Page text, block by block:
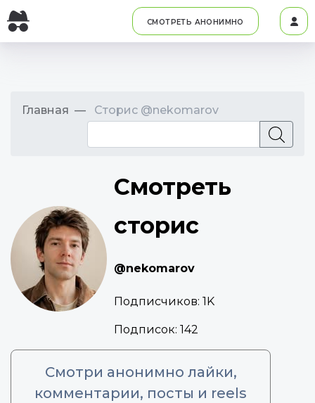
СМОТРЕТЬ АНОНИМНО
Главная Сторис @nekomarov
Смотреть
сторис
@nekomarov
Подписчиков: 1K
Подписок: 142
Смотри анонимно лайки,
комментарии, посты и reels